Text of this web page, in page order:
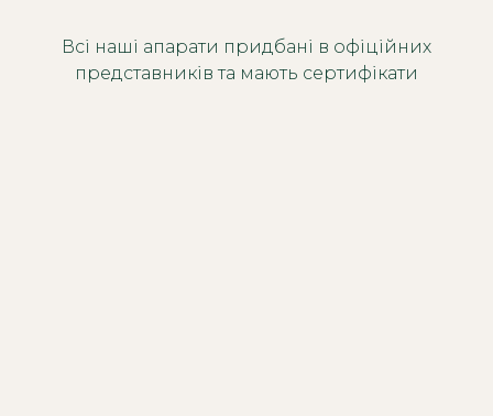
Всі наші апарати придбані в офіційних
представників та мають сертифікати